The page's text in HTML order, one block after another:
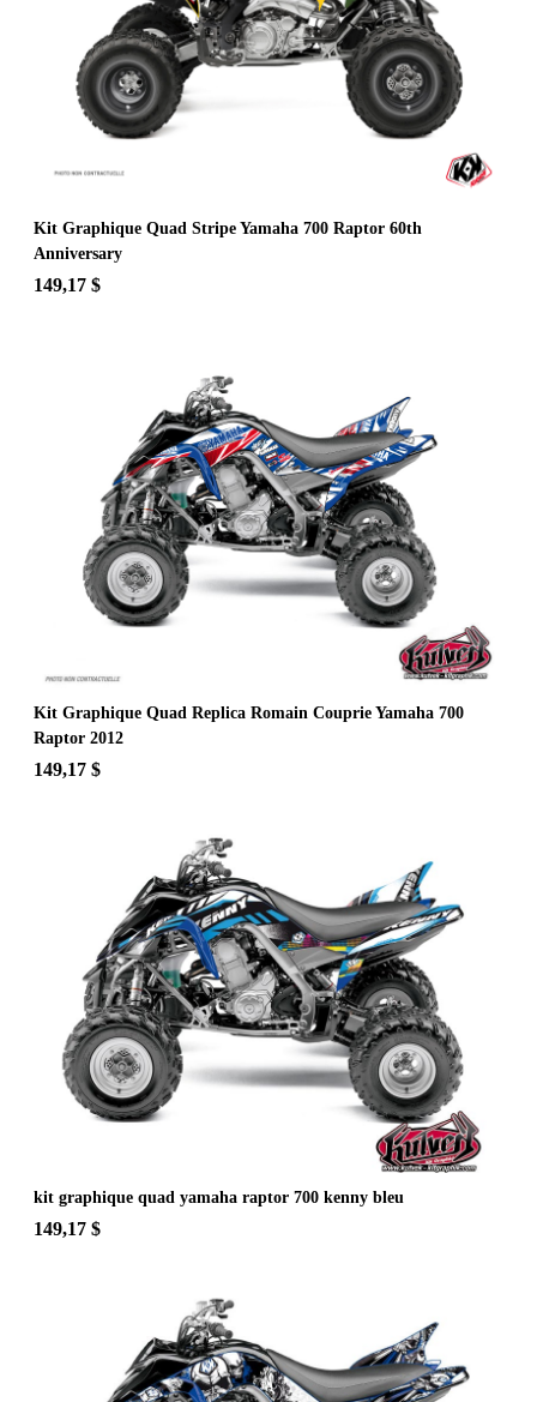
Kit Graphique Quad Stripe Yamaha 700 Raptor 60th
Anniversary
149,17 $
Kit Graphique Quad Replica Romain Couprie Yamaha 700
Raptor 2012
149,17 $
kit graphique quad yamaha raptor 700 kenny bleu
149,17 $